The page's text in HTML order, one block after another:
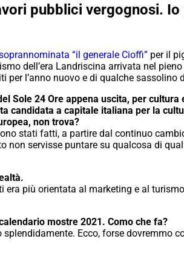
pubblici vergognosi. Io
“il generale Cioffi” per il
dell’era Landriscina arrivata nel
per l’anno nuovo e di qualche sassolino
Sole 24 Ore appena uscita, per cultura
candidata a capitale italiana per la
non trova?
stati fatti, a partire dal continuo
servisse puntare su qualcosa di
era più orientata al marketing e al
mostre 2021. Como che fa?
Ecco, forse dovremmo